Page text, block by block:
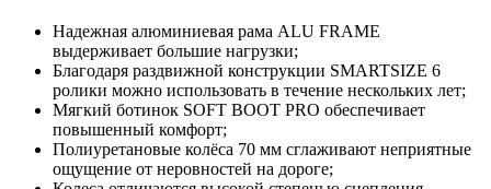
Надежная алюминиевая рама ALU FRAME
выдерживает большие нагрузки;
Благодаря раздвижной конструкции SMARTSIZE 6
ролики можно использовать в течение нескольких лет;
Мягкий ботинок SOFT BOOT PRO обеспечивает
повышенный комфорт;
Полиуретановые колёса 70 мм сглаживают неприятные
ощущение от неровностей на дороге;